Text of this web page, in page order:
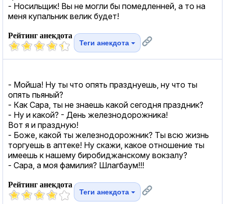
- Носильщик! Вы не могли бы помедленней, а то на
меня купальник велик будет!
Рейтинг анекдота
Теги анекдота
- Мойша! Ну ты что опять празднуешь, ну что ты
опять пьяный?
- Как Сара, ты не знаешь какой сегодня праздник?
- Ну и какой? - День железнодорожника!
Вот я и праздную!
- Боже, какой ты железнодорожник? Ты всю жизнь
торгуешь в аптеке! Ну скажи, какое отношение ты
имеешь к нашему биробиджанскому вокзалу?
- Сара, а моя фамилия? Шлагбаум!!!
Рейтинг анекдота
Теги анекдота